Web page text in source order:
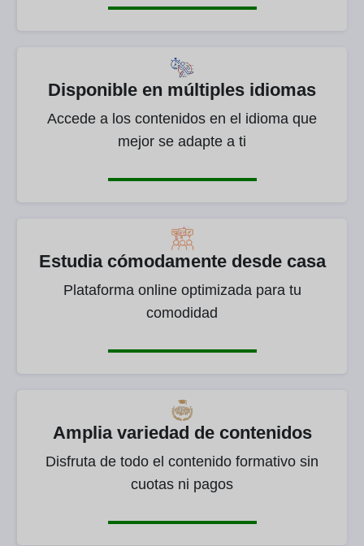
Disponible en múltiples idiomas
Accede a los contenidos en el idioma que
mejor se adapte a ti
Estudia cómodamente desde casa
Plataforma online optimizada para tu
comodidad
Amplia variedad de contenidos
Disfruta de todo el contenido formativo sin
cuotas ni pagos